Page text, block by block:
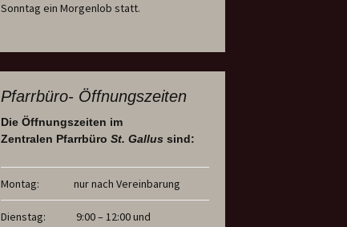
Sonntag ein Morgenlob statt.
Pfarrbüro- Öffnungszeiten
Die Öffnungszeiten im
Zentralen Pfarrbüro St. Gallus sind:
Montag: nur nach Vereinbarung
Dienstag: 9:00 – 12:00 und